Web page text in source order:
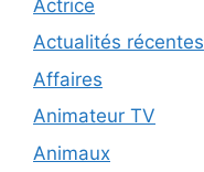
Actrice
Actualités récentes
Affaires
Animateur TV
Animaux